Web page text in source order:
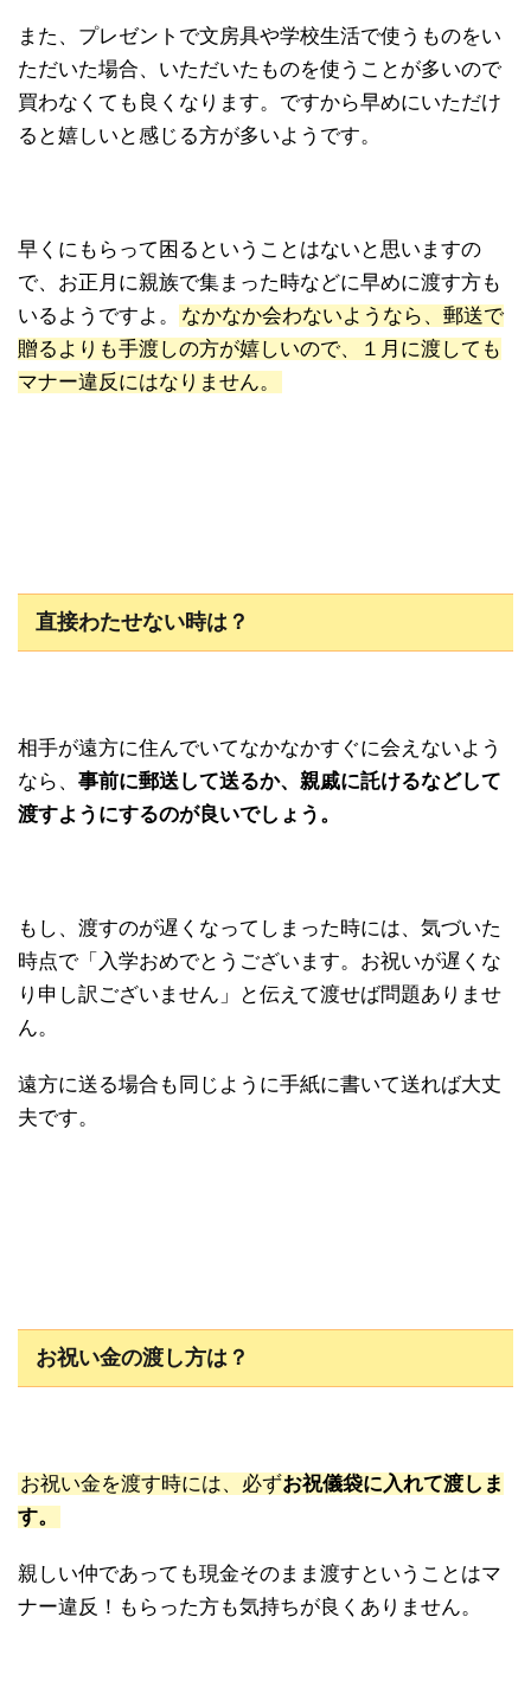
また、プレゼントで文房具や学校生活で使うものをい
ただいた場合、いただいたものを使うことが多いので
買わなくても良くなります。ですから早めにいただけ
ると嬉しいと感じる方が多いようです。
早くにもらって困るということはないと思いますの
で、お正月に親族で集まった時などに早めに渡す方も
いるようですよ。
なかなか会わないようなら、郵送で
贈るよりも手渡しの方が嬉しいので、１月に渡しても
マナー違反にはなりません。
直接わたせない時は？
相手が遠方に住んでいてなかなかすぐに会えないよう
なら、 事前に郵送して送るか、親戚に託けるなどして
渡すようにするのが良いでしょう。
もし、渡すのが遅くなってしまった時には、気づいた
時点で「入学おめでとうございます。お祝いが遅くな
り申し訳ございません」と伝えて渡せば問題ありませ
ん。
遠方に送る場合も同じように手紙に書いて送れば大丈
夫です。
お祝い金の渡し方は？
お祝い金を渡す時には、必ずお祝儀袋に入れて渡しま
す。
親しい仲であっても現金そのまま渡すということはマ
ナー違反！もらった方も気持ちが良くありません。